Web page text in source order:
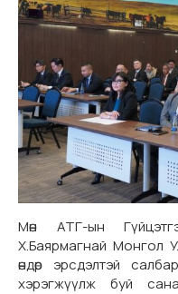
Мөн АТГ-ын
Х.Баярмагнай Монгол
өндөр эрсдэлтэй
хэрэгжүүлж буй